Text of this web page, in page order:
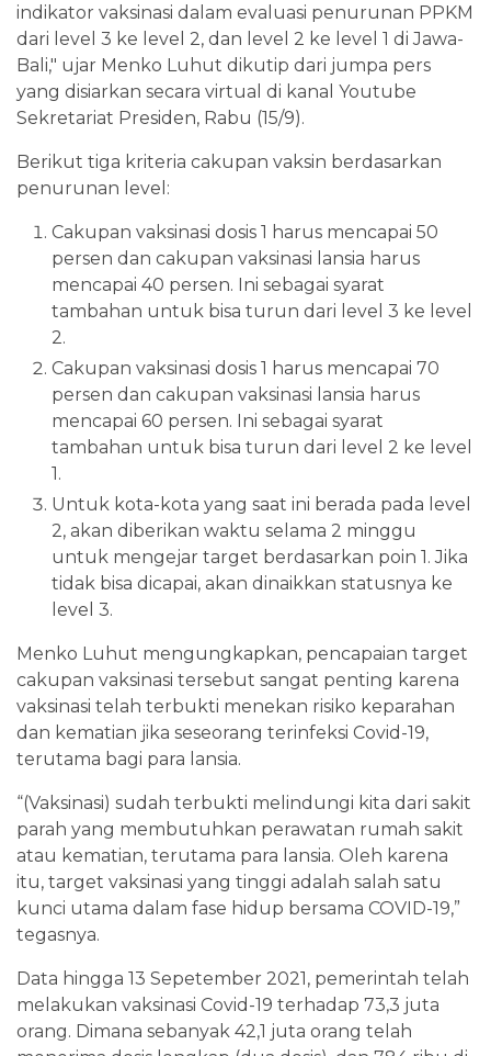
indikator vaksinasi dalam evaluasi penurunan PPKM
dari level 3 ke level 2, dan level 2 ke level 1 di Jawa-
Bali," ujar Menko Luhut dikutip dari jumpa pers
yang disiarkan secara virtual di kanal Youtube
Sekretariat Presiden, Rabu (15/9).
Berikut tiga kriteria cakupan vaksin berdasarkan
penurunan level:
Cakupan vaksinasi dosis 1 harus mencapai 50
persen dan cakupan vaksinasi lansia harus
mencapai 40 persen. Ini sebagai syarat
tambahan untuk bisa turun dari level 3 ke level
2.
Cakupan vaksinasi dosis 1 harus mencapai 70
persen dan cakupan vaksinasi lansia harus
mencapai 60 persen. Ini sebagai syarat
tambahan untuk bisa turun dari level 2 ke level
1.
Untuk kota-kota yang saat ini berada pada level
2, akan diberikan waktu selama 2 minggu
untuk mengejar target berdasarkan poin 1. Jika
tidak bisa dicapai, akan dinaikkan statusnya ke
level 3.
Menko Luhut mengungkapkan, pencapaian target
cakupan vaksinasi tersebut sangat penting karena
vaksinasi telah terbukti menekan risiko keparahan
dan kematian jika seseorang terinfeksi Covid-19,
terutama bagi para lansia.
“(Vaksinasi) sudah terbukti melindungi kita dari sakit
parah yang membutuhkan perawatan rumah sakit
atau kematian, terutama para lansia. Oleh karena
itu, target vaksinasi yang tinggi adalah salah satu
kunci utama dalam fase hidup bersama COVID-19,”
tegasnya.
Data hingga 13 Sepetember 2021, pemerintah telah
melakukan vaksinasi Covid-19 terhadap 73,3 juta
orang. Dimana sebanyak 42,1 juta orang telah